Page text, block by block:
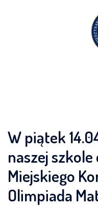
W piątek
naszej
Miejskiego
Olimpiada